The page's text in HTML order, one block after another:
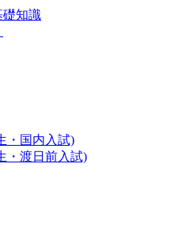
礎知識
・国内入試)
・渡日前入試)